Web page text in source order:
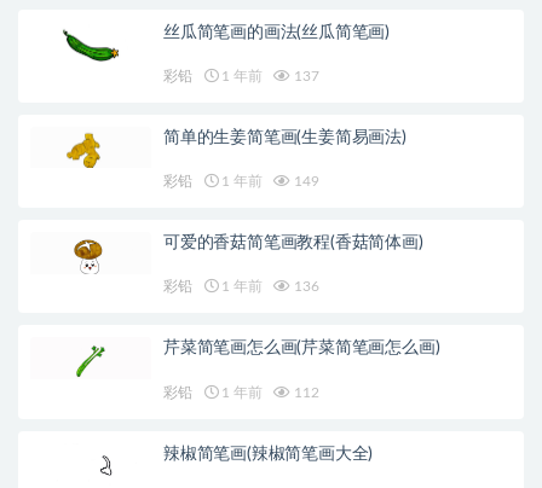
丝瓜简笔画的画法(丝瓜简笔画)
彩铅 1 年前 137
简单的生姜简笔画(生姜简易画法)
彩铅 1 年前 149
可爱的香菇简笔画教程(香菇简体画)
彩铅 1 年前 136
芹菜简笔画怎么画(芹菜简笔画怎么画)
彩铅 1 年前 112
辣椒简笔画(辣椒简笔画大全)